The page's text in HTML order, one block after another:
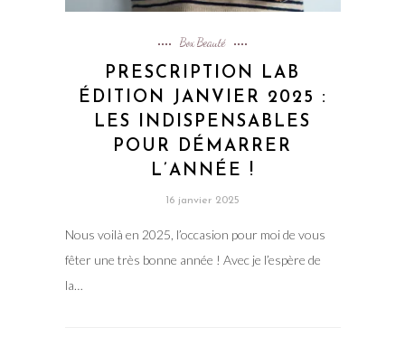
Box Beauté
PRESCRIPTION LAB
ÉDITION JANVIER 2025 :
LES INDISPENSABLES
POUR DÉMARRER
L’ANNÉE !
16 janvier 2025
Nous voilà en 2025, l’occasion pour moi de vous
fêter une très bonne année ! Avec je l’espère de
la…